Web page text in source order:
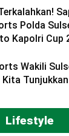
Polda
Kapolri Cup
Wakili
Kita
Lifestyle